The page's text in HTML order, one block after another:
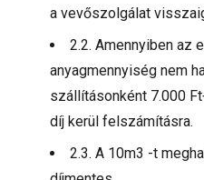
a vevőszolgálat
2.2. Amennyiben az
anyagmennyiség nem
szállításonként 7.000
díj kerül felszámításra.
2.3. A 10m3 -t